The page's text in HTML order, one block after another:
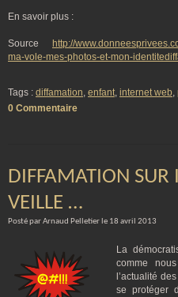
En savoir plus :
Source
http://
ma-vole-mes-photos-et-mon-
Tags : diffamation, enfant, internet web,
0 Commentaire
DIFFAMATION SUR
VEILLE …
Posté par Arnaud Pelletier le 18 avril 2013
La
comme
l’actualité
se protéger